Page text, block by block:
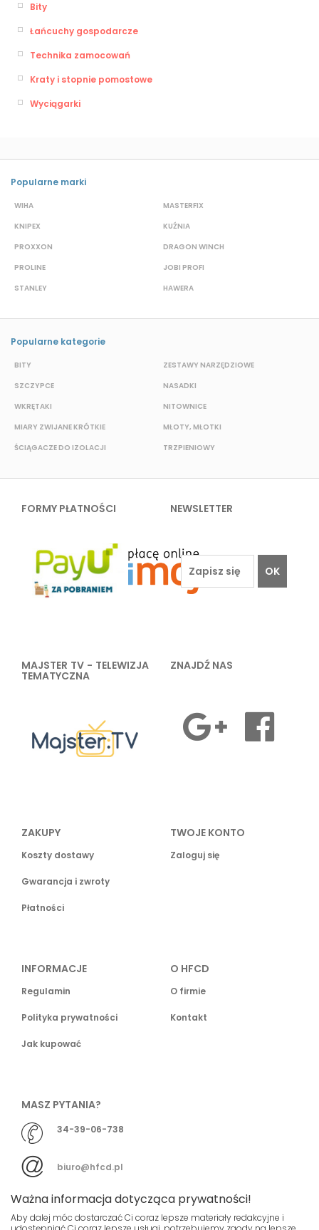
Bity
Łańcuchy gospodarcze
Technika zamocowań
Kraty i stopnie pomostowe
Wyciągarki
Popularne marki
WIHA
KNIPEX
PROXXON
PROLINE
STANLEY
MASTERFIX
KUŹNIA
DRAGON WINCH
JOBI PROFI
HAWERA
Popularne kategorie
BITY
SZCZYPCE
WKRĘTAKI
MIARY ZWIJANE KRÓTKIE
ŚCIĄGACZE DO IZOLACJI
ZESTAWY NARZĘDZIOWE
NASADKI
NITOWNICE
MŁOTY, MŁOTKI
TRZPIENIOWY
FORMY PŁATNOŚCI NEWSLETTER
OK
MAJSTER TV - TELEWIZJA
TEMATYCZNA
ZNAJDŹ NAS
ZAKUPY
Koszty dostawy
Gwarancja i zwroty
Płatności
TWOJE KONTO
Zaloguj się
INFORMACJE
Regulamin
Polityka prywatności
Jak kupować
O HFCD
O firmie
Kontakt
MASZ PYTANIA?
34-39-06-738
biuro@hfcd.pl
Ważna informacja dotycząca prywatności!
Aby dalej móc dostarczać Ci coraz lepsze materiały redakcyjne i